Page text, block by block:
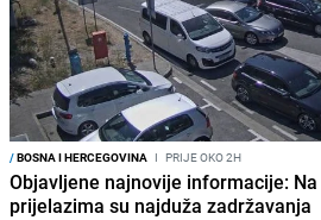
/BOSNA I HERCEGOVINA I PRIJE OKO 2H
Objavljene najnovije informacije:
prijelazima su najduža zadržavanja